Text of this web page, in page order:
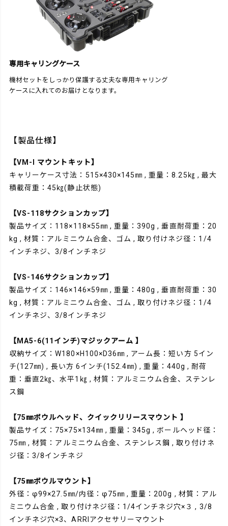
専用キャリングケース
機材セットをしっかり保護する丈夫な専用キャリング
ケースに入れてのお届けとなります。
【製品仕様】
【VM-I マウントキット】
キャリーケース寸法：515×430×145㎜ , 重量：8.25㎏ , 最大
積載荷重：45㎏(静止状態)
【VS-118サクションカップ】
製品サイズ：118×118×55㎜ , 重量：390g , 垂直耐荷重：20
kg , 材質：アルミニウム合金、ゴム , 取り付けネジ径：1/4
インチネジ、3/8インチネジ
【VS-146サクションカップ】
製品サイズ：146×146×59㎜ , 重量：480g , 垂直耐荷重：30
kg , 材質：アルミニウム合金、ゴム , 取り付けネジ径：1/4
インチネジ、3/8インチネジ
【MA5-6(11インチ)マジックアーム 】
収納サイズ：W180×H100×D36㎜ , アーム長：短い方 5イン
チ(127㎜) , 長い方 6インチ(152.4㎜) , 重量：440g , 耐荷
重：垂直2㎏、水平1㎏ , 材質：アルミニウム合金、ステンレ
ス鋼
【75㎜ボウルヘッド、クイックリリースマウント 】
製品サイズ：75×75×134㎜ , 重量：345g , ボールヘッド径：
75㎜ , 材質：アルミニウム合金、ステンレス鋼 , 取り付けネ
ジ径：3/8インチネジ
【75㎜ボウルマウント】
外径：φ99×27.5㎜/内径：φ75㎜ , 重量：200g , 材質：アル
ミニウム合金 , 取り付けネジ径：1/4インチネジ穴×３ , 3/8
インチネジ穴×3、ARRIアクセサリーマウント